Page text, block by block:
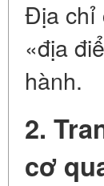
Địa chỉ
«địa
hành.
2.
cơ